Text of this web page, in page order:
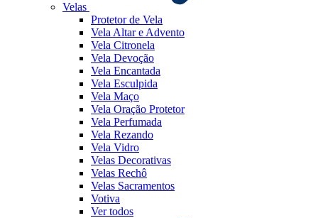
Velas
Protetor de Vela
Vela Altar e Advento
Vela Citronela
Vela Devoção
Vela Encantada
Vela Esculpida
Vela Maço
Vela Oração Protetor
Vela Perfumada
Vela Rezando
Vela Vidro
Velas Decorativas
Velas Rechô
Velas Sacramentos
Votiva
Ver todos